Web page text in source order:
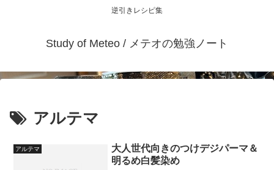
逆引きレシピ集
Study of Meteo / メテオの勉強ノート
アルテマ
アルテマ
大人世代向きのつけデジパーマ＆
明るめ白髪染め